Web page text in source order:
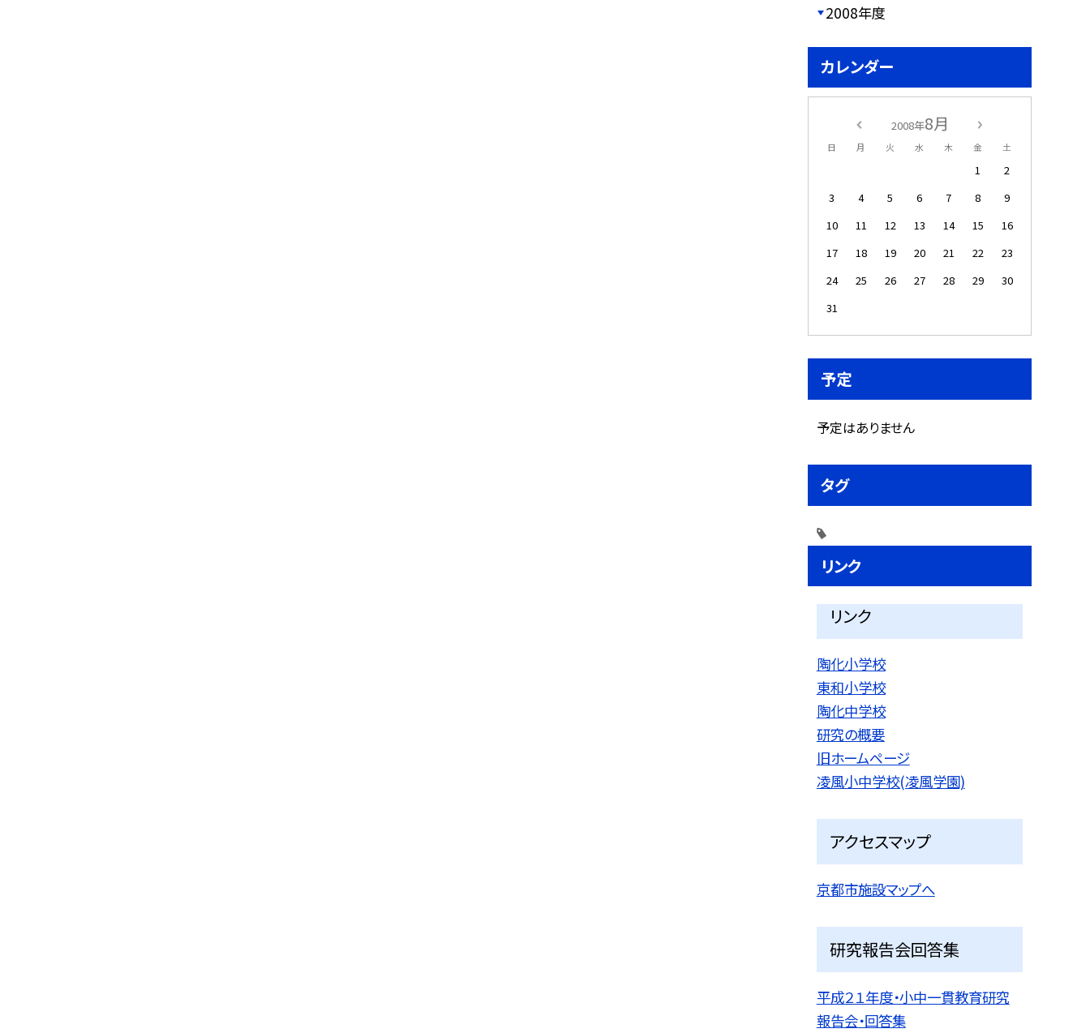
2008年度
カレンダー
2008年8月
日 月 火 水 木 金 土
1
2
3
4 5 6 7 8
9
10
11 12 13 14 15
16
17
18 19 20 21 22
23
24
25 26 27 28 29
30
31
予定
予定はありません
タグ
リンク
リンク
陶化小学校
東和小学校
陶化中学校
研究の概要
旧ホームページ
凌風小中学校(凌風学園)
アクセスマップ
京都市施設マップへ
研究報告会回答集
平成２１年度・小中一貫教育研究
報告会・回答集